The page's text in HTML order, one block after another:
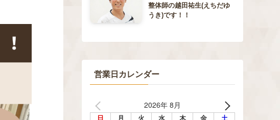
整体師の越田祐生(えちだゆ
うき)です！！
営業日カレンダー
2026年 8月
日 月 火 水 木 金 土